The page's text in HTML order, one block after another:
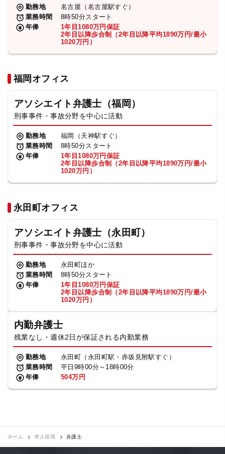
勤務地
名古屋（名古屋駅すぐ）
業務時間
8時50分スタート
年俸
1年目1080万円保証
2年目以降歩合制（2年目以降平均1890万円/最小
1020万円）
福岡オフィス
アソシエイト弁護士（福岡）
刑事事件・事故分野を中心に活動
勤務地
福岡（天神駅すぐ）
業務時間
8時50分スタート
年俸
1年目1080万円保証
2年目以降歩合制（2年目以降平均1890万円/最小
1020万円）
永田町オフィス
アソシエイト弁護士（永田町）
刑事事件・事故分野を中心に活動
勤務地
永田町ほか
業務時間
8時50分スタート
年俸
1年目1080万円保証
2年目以降歩合制（2年目以降平均1890万円/最小
1020万円）
内勤弁護士
残業なし・週休2日が保証される内勤業務
勤務地
永田町（永田町駅・赤坂見附駅すぐ）
業務時間
平日9時00分～18時00分
年俸
504万円
ホーム 求人採用 弁護士